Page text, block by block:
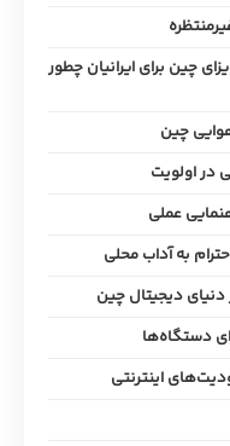
چین برای ایرانیان چطور
چین
در اولویت
عملی
به آداب محلی
دنیای دیجیتال چین
دستگاه‌ها